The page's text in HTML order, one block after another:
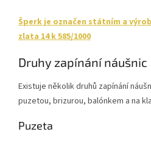
Šperk je označen státním a
zlata 14 k 585/1000
Druhy zapínání náušnic
Existuje několik druhů zapínání
puzetou, brizurou, balónkem a na
Puzeta